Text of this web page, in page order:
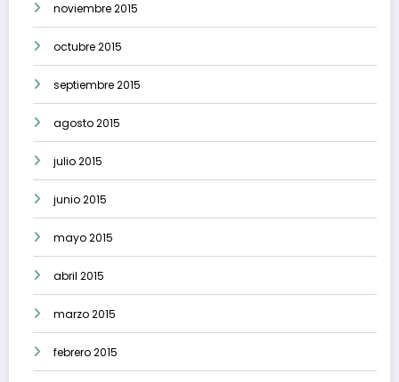
noviembre 2015
octubre 2015
septiembre 2015
agosto 2015
julio 2015
junio 2015
mayo 2015
abril 2015
marzo 2015
febrero 2015